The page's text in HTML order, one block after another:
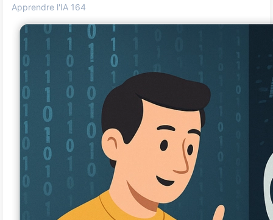
Apprendre l'IA 164